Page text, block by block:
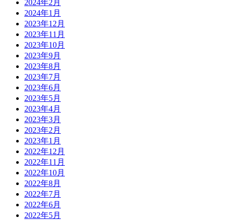
2024年2月
2024年1月
2023年12月
2023年11月
2023年10月
2023年9月
2023年8月
2023年7月
2023年6月
2023年5月
2023年4月
2023年3月
2023年2月
2023年1月
2022年12月
2022年11月
2022年10月
2022年8月
2022年7月
2022年6月
2022年5月